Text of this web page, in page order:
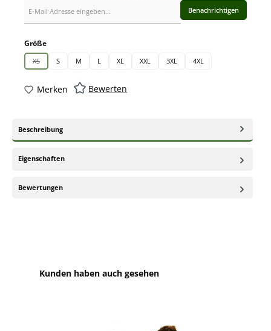
Benachrichtigen
Größeauswählen
XS
(Diese Option ist zurzeit nicht verfügbar.)
S M L XL XXL 3XL 4XL
Merken Bewerten
Beschreibung
Eigenschaften
Bewertungen
Produktgalerie überspringen
Kunden haben auch gesehen